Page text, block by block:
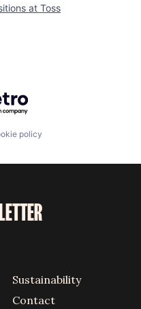
at Toss
Getro.com
policy
Sustainability
Contact